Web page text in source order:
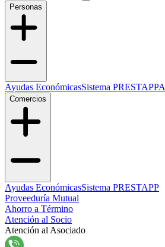
Personas
Ayudas EconómicasSistema PRESTAPP
Comercios
Ayudas EconómicasSistema PRESTAPP
Proveeduría Mutual
Ahorro a Término
Atención al Socio
Atención al Asociado